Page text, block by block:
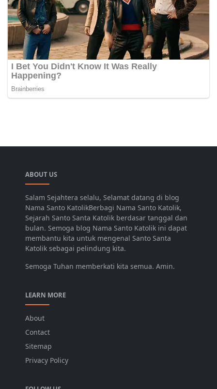
ABOUT US
Salam Sejahtera selalu, Selamat datang di blog
Nama Santo KatolikBerbagi Nama Santo Katolik,
Sejarah Santo Santa Katolik berdasar tanggal dan
bulan. Semoga blog Nama Santo Katolik ini dapat
membantu kita untuk mengenal Santo Santa
Katolik sebagai pelindung kita.
Semoga Tuhan memberkati kita semua. Amin.
LEARN MORE
About
Contact
Sitemap
Privacy Policy